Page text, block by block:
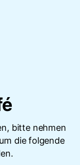
bitte nehmen
die folgende